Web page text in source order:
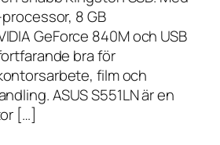
8 GB
GeForce 840M och USB
bra för
film och
ASUS S551LN är en
[…]